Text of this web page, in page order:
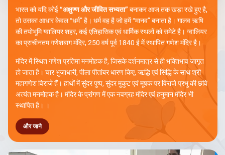
भारत को यदि कोई“अक्षुण्ण और जीवित सभ्यता” बनाकर आज तक खड़ा रखे हुए है,
तो उसका आधार केवल “धर्म” है। धर्म वह है जो हमें “मानव” बनाता है। गालव ऋषि
की तपोभूमि ग्वालियर शहर, कई एतिहासिक एवं धार्मिक स्थलों को समेटे है। ग्वालियर
का प्राचीनतम गणेशबाग मंदिर, 250 वर्ष पूर्व 1840 ई में स्थापित गणेश मंदिर है।
मंदिर में स्थित गणेश प्रतिमा मनमोहक है, जिसके दर्शनमात्र से ही भक्तिभाव जागृत
हो जाता है। चार भुजाधारी, पीला पीतांबर धारण किए, ऋद्धि एवं सिद्धि के साथ श्री
महागणेश विराजे हैं। हाथों में सुंदर पुष्प, सुंदर मुकुट एवं मूषक पर विराजे प्रभु की छवि
अत्यंत मनमोहक है। मंदिर के प्रांगण में एक नवग्रह मंदिर एवं हनुमान मंदिर भी
स्थापित है। ।
और जाने